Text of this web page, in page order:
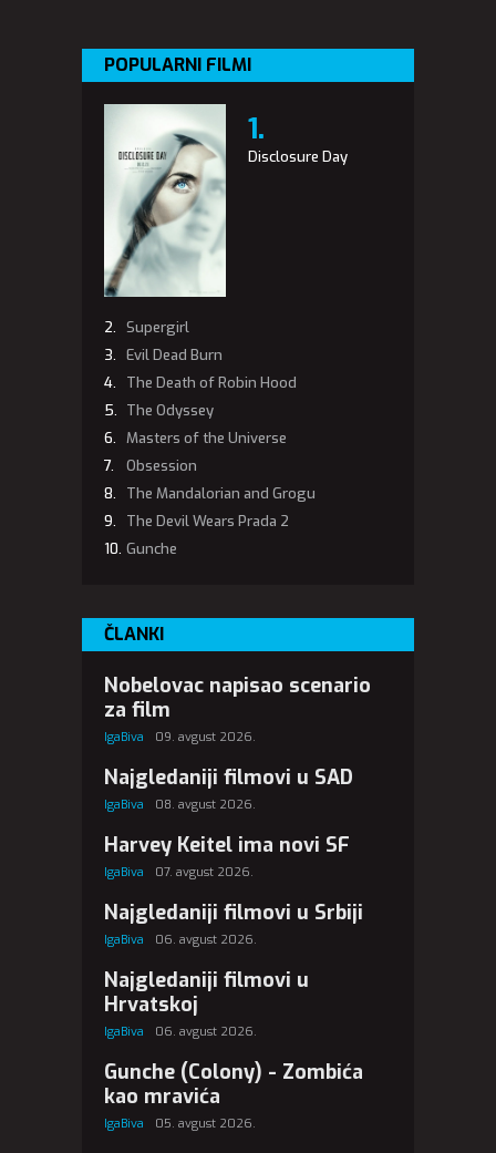
POPULARNI FILMI
Disclosure Day
Supergirl
Evil Dead Burn
The Death of Robin Hood
The Odyssey
Masters of the Universe
Obsession
The Mandalorian and Grogu
The Devil Wears Prada 2
Gunche
ČLANKI
Nobelovac napisao scenario
za film
IgaBiva 09. avgust 2026.
Najgledaniji filmovi u SAD
IgaBiva 08. avgust 2026.
Harvey Keitel ima novi SF
IgaBiva 07. avgust 2026.
Najgledaniji filmovi u Srbiji
IgaBiva 06. avgust 2026.
Najgledaniji filmovi u
Hrvatskoj
IgaBiva 06. avgust 2026.
Gunche (Colony) - Zombića
kao mravića
IgaBiva 05. avgust 2026.